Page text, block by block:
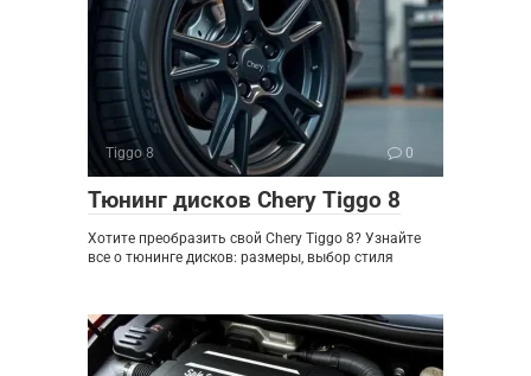
Tiggo 8 0
Тюнинг дисков Chery Tiggo 8
Хотите преобразить свой Chery Tiggo 8? Узнайте
все о тюнинге дисков: размеры, выбор стиля